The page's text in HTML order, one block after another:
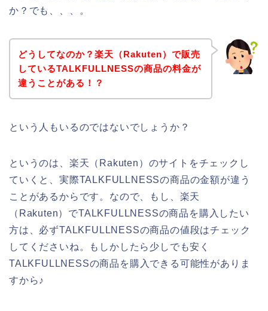
か？でも、、、。
どうしてなのか？楽天（Rakuten）で販売
しているTALKFULLNESSの商品の料金が
違うことがある！？
という人もいるのではないでしょうか？
というのは、楽天（Rakuten）のサイトをチェックし
ていくと、実際TALKFULLNESSの商品の金額が違う
ことがあるからです。なので、もし、楽天
（Rakuten）でTALKFULLNESSの商品を購入したい
方は、必ずTALKFULLNESSの商品の値段はチェック
してくださいね。もしかしたら少しでも安く
TALKFULLNESSの商品を購入できる可能性がありま
すから♪